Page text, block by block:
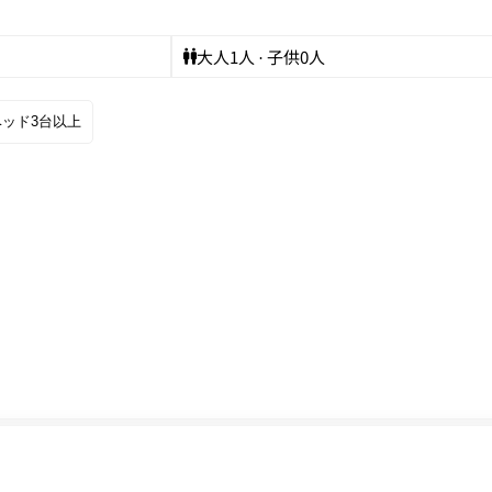
大人1人 · 子供0人
ド3台以上